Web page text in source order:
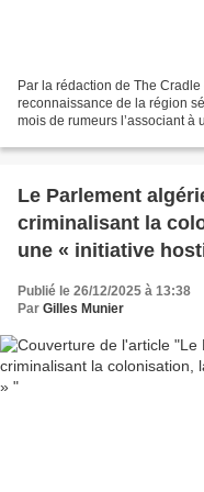
Par la rédaction de The
reconnaissance de la région
mois de rumeurs l’associant
Le Parlement
criminalisant la
une « initiative
Publié le 26/12/2025 à 13:38
Par Gilles Munier